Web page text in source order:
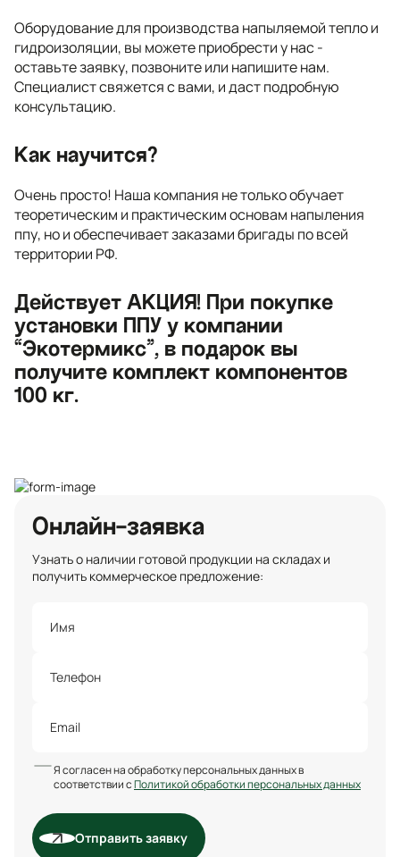
Оборудование для производства напыляемой тепло и
гидроизоляции, вы можете приобрести у нас -
оставьте заявку, позвоните или напишите нам.
Специалист свяжется с вами, и даст подробную
консультацию.
Как научится?
Очень просто! Наша компания не только обучает
теоретическим и практическим основам напыления
ппу, но и обеспечивает заказами бригады по всей
территории РФ.
Действует АКЦИЯ! При покупке
установки ППУ у компании
“Экотермикс”, в подарок вы
получите комплект компонентов
100 кг.
Онлайн-заявка
Узнать о наличии готовой продукции на складах и
получить коммерческое предложение:
Я согласен на обработку персональных данных в
соответствии сПолитикой обработки персональных данных
Отправить заявку